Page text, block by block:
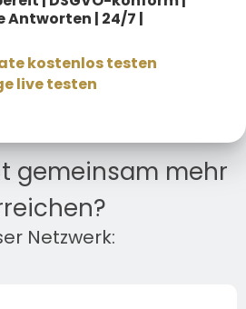
Meet & Match 2024
gemeinsam mehr
Netzwerk:
Antworten | 24/7 |
kostenlos testen
live testen